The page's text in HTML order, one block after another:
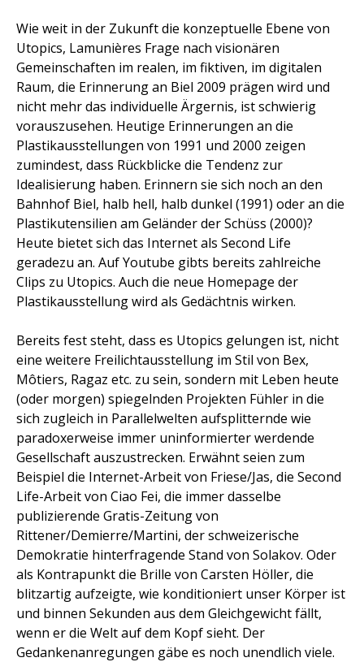
Wie weit in der Zukunft die konzeptuelle Ebene von
Utopics, Lamunières Frage nach visionären
Gemeinschaften im realen, im fiktiven, im digitalen
Raum, die Erinnerung an Biel 2009 prägen wird und
nicht mehr das individuelle Ärgernis, ist schwierig
vorauszusehen. Heutige Erinnerungen an die
Plastikausstellungen von 1991 und 2000 zeigen
zumindest, dass Rückblicke die Tendenz zur
Idealisierung haben. Erinnern sie sich noch an den
Bahnhof Biel, halb hell, halb dunkel (1991) oder an die
Plastikutensilien am Geländer der Schüss (2000)?
Heute bietet sich das Internet als Second Life
geradezu an. Auf Youtube gibts bereits zahlreiche
Clips zu Utopics. Auch die neue Homepage der
Plastikausstellung wird als Gedächtnis wirken.
Bereits fest steht, dass es Utopics gelungen ist, nicht
eine weitere Freilichtausstellung im Stil von Bex,
Môtiers, Ragaz etc. zu sein, sondern mit Leben heute
(oder morgen) spiegelnden Projekten Fühler in die
sich zugleich in Parallelwelten aufsplitternde wie
paradoxerweise immer uninformierter werdende
Gesellschaft auszustrecken. Erwähnt seien zum
Beispiel die Internet-Arbeit von Friese/Jas, die Second
Life-Arbeit von Ciao Fei, die immer dasselbe
publizierende Gratis-Zeitung von
Rittener/Demierre/Martini, der schweizerische
Demokratie hinterfragende Stand von Solakov. Oder
als Kontrapunkt die Brille von Carsten Höller, die
blitzartig aufzeigte, wie konditioniert unser Körper ist
und binnen Sekunden aus dem Gleichgewicht fällt,
wenn er die Welt auf dem Kopf sieht. Der
Gedankenanregungen gäbe es noch unendlich viele.